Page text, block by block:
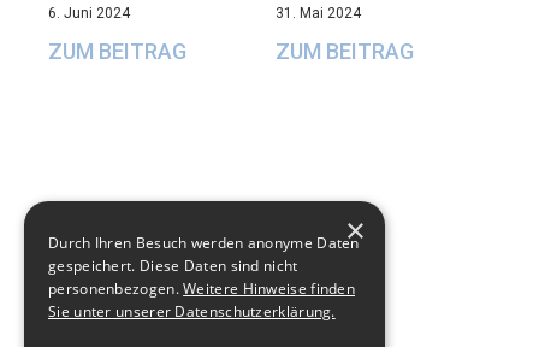
6. Juni 2024
ZUM BEITRAG
31. Mai 2024
ZUM BEITRAG
×
Durch Ihren Besuch werden anonyme Daten
gespeichert. Diese Daten sind nicht
personenbezogen.Weitere Hinweise finden
Sie unter unserer Datenschutzerklärung.